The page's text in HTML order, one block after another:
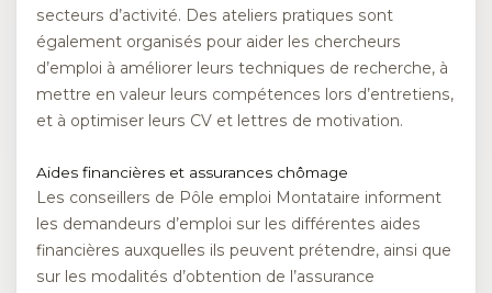
secteurs d’activité. Des ateliers pratiques sont
également organisés pour aider les chercheurs
d’emploi à améliorer leurs techniques de recherche, à
mettre en valeur leurs compétences lors d’entretiens,
et à optimiser leurs CV et lettres de motivation.
Aides financières et assurances chômage
Les conseillers de Pôle emploi Montataire informent
les demandeurs d’emploi sur les différentes aides
financières auxquelles ils peuvent prétendre, ainsi que
sur les modalités d’obtention de l’assurance